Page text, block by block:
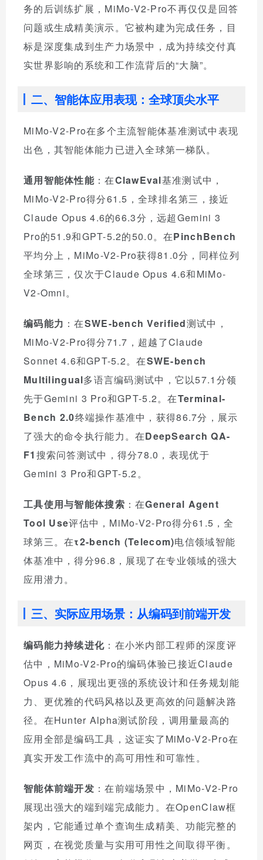
务的后训练扩展，MiMo-V2-Pro不再仅仅是回答
问题或生成精美演示。它被构建为完成任务，目
标是深度集成到生产力场景中，成为持续交付真
实世界影响的系统和工作流背后的“大脑”。
二、智能体应用表现：全球顶尖水平
MiMo-V2-Pro在多个主流智能体基准测试中表现
出色，其智能体能力已进入全球第一梯队。
通用智能体性能：在ClawEval基准测试中，
MiMo-V2-Pro得分61.5，全球排名第三，接近
Claude Opus 4.6的66.3分，远超Gemini 3
Pro的51.9和GPT-5.2的50.0。在PinchBench
平均分上，MiMo-V2-Pro获得81.0分，同样位列
全球第三，仅次于Claude Opus 4.6和MiMo-
V2-Omni。
编码能力 ：在SWE-bench Verified测试中，
MiMo-V2-Pro得分71.7，超越了Claude
Sonnet 4.6和GPT-5.2。在SWE-bench
Multilingual多语言编码测试中，它以57.1分领
先于Gemini 3 Pro和GPT-5.2。在Terminal-
Bench 2.0终端操作基准中，获得86.7分，展示
了强大的命令执行能力。在DeepSearch QA-
F1 搜索问答测试中，得分78.0，表现优于
Gemini 3 Pro和GPT-5.2。
工具使用与智能体搜索 ：在General Agent
Tool Use评估中，MiMo-V2-Pro得分61.5，全
球第三。在τ2-bench (Telecom)电信领域智能
体基准中，得分96.8，展现了在专业领域的强大
应用潜力。
三、实际应用场景：从编码到前端开发
编码能力持续进化 ：在小米内部工程师的深度评
估中，MiMo-V2-Pro的编码体验已接近Claude
Opus 4.6，展现出更强的系统设计和任务规划能
力、更优雅的代码风格以及更高效的问题解决路
径。在Hunter Alpha测试阶段，调用量最高的
应用全部是编码工具，这证实了MiMo-V2-Pro在
真实开发工作流中的高可用性和可靠性。
智能体前端开发 ：在前端场景中，MiMo-V2-Pro
展现出强大的端到端完成能力。在OpenClaw框
架内，它能通过单个查询生成精美、功能完整的
网页，在视觉质量与实用可用性之间取得平衡。